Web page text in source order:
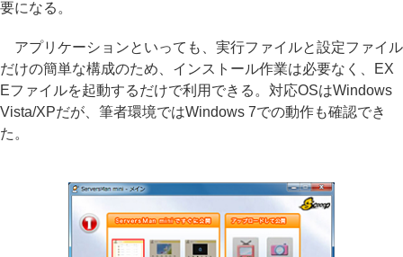
要になる。
アプリケーションといっても、実行ファイルと設定ファイル
だけの簡単な構成のため、インストール作業は必要なく、EX
Eファイルを起動するだけで利用できる。対応OSはWindows
Vista/XPだが、筆者環境ではWindows 7での動作も確認でき
た。